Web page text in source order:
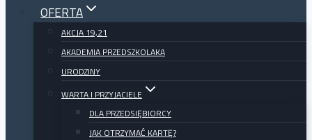
OFERTA
AKCJA 19,21
AKADEMIA PRZEDSZKOLAKA
URODZINY
WARTA I PRZYJACIELE
DLA PRZEDSIĘBIORCY
JAK OTRZYMAĆ KARTĘ?